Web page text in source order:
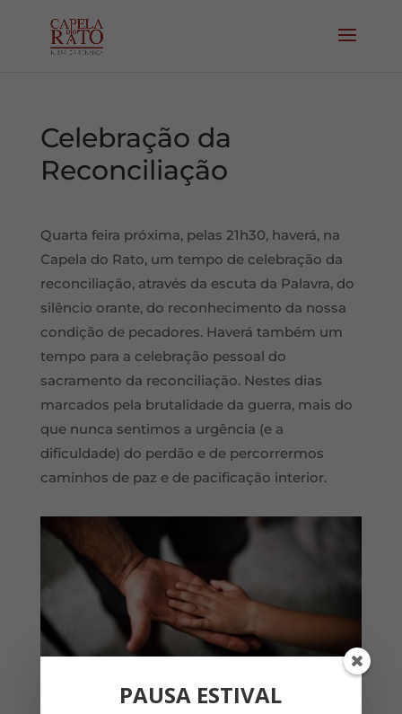
Celebração da
Reconciliação
Quarta feira próxima, pelas 21h30, haverá, na
Capela do Rato, um tempo de celebração da
reconciliação, através da escuta da Palavra, do
silêncio orante, do reconhecimento da nossa
condição de pecadores. Haverá também um
tempo para a celebração pessoal do
sacramento da reconciliação. Nestes dias
marcados pela brutalidade da guerra, mais do
que nunca sentimos a urgência (e a
dificuldade) do perdão e de percorrermos
caminhos de paz e de pacificação interior.
PAUSA ESTIVAL